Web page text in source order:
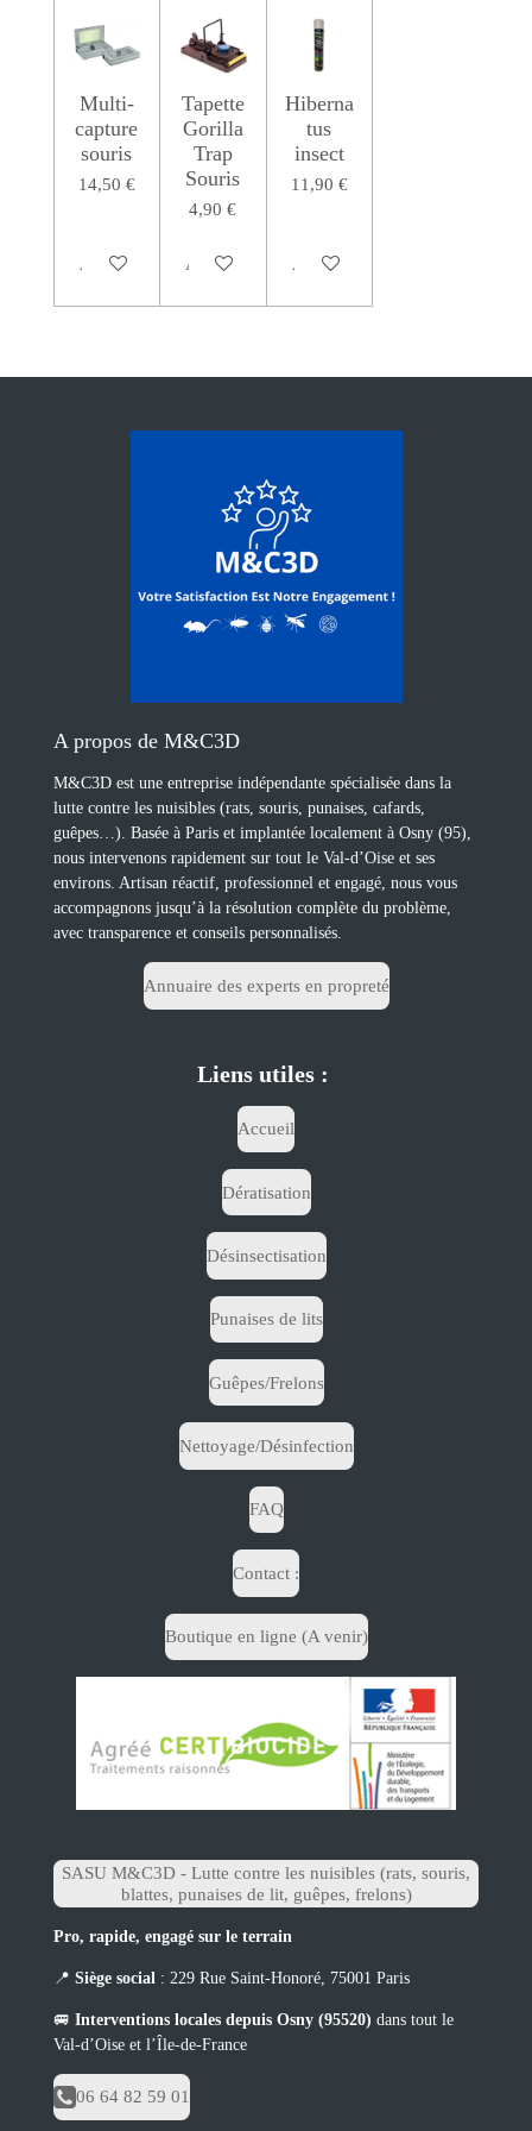
Multi-
capture
souris
14,50 €
Ajouter au panier
Tapette
Gorilla
Trap
Souris
4,90 €
Ajouter au panier
Hiberna
tus
insect
11,90 €
Ajouter au panier
A propos de M&C3D
M&C3D est une entreprise indépendante spécialisée dans la
lutte contre les nuisibles (rats, souris, punaises, cafards,
guêpes…). Basée à Paris et implantée localement à Osny (95),
nous intervenons rapidement sur tout le Val-d’Oise et ses
environs. Artisan réactif, professionnel et engagé, nous vous
accompagnons jusqu’à la résolution complète du problème,
avec transparence et conseils personnalisés.
Annuaire des experts en propreté
Liens utiles :
Accueil
Dératisation
Désinsectisation
Punaises de lits
Guêpes/Frelons
Nettoyage/Désinfection
FAQ
Contact :
Boutique en ligne (A venir)
SASU M&C3D - Lutte contre les nuisibles (rats, souris,
blattes, punaises de lit, guêpes, frelons)
Pro, rapide, engagé sur le terrain
📍 Siège social : 229 Rue Saint-Honoré, 75001 Paris
🚐 Interventions locales depuis Osny (95520) dans tout le
Val-d’Oise et l’Île-de-France
06 64 82 59 01